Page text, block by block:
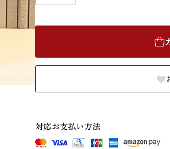
対応お支払い方法